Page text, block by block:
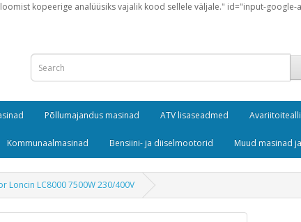
kopeerige analüüsiks vajalik kood sellele väljale." id="input-
Põllumajandus masinad ATV lisaseadmed
Kommunaalmasinad Bensiini- ja diiselmootorid Muud masinad
Loncin LC8000 7500W 230/400V